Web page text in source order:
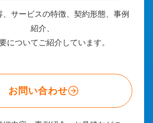
、サービスの特徴、契約形態、事例
紹介、
についてご紹介しています。
お問い合わせ